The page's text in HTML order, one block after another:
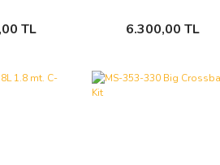
TL
Ekle 6.300,00 TL
Stokta Yok